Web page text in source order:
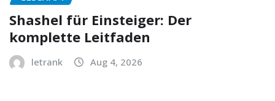
Shashel für Einsteiger: Der
komplette Leitfaden
letrank Aug 4, 2026